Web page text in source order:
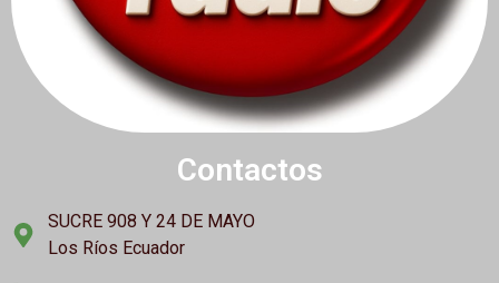
Contactos
SUCRE 908 Y 24 DE MAYO
Los Ríos Ecuador